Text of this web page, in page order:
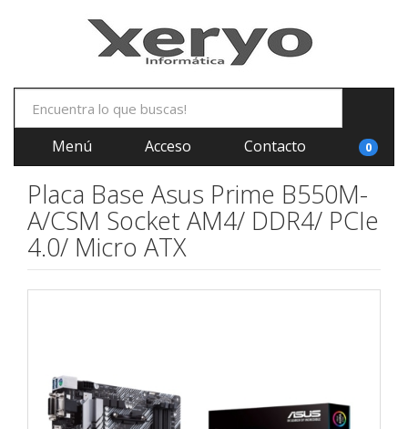
Menú Acceso Contacto 0
Placa Base Asus Prime B550M-
A/CSM Socket AM4/ DDR4/ PCIe
4.0/ Micro ATX